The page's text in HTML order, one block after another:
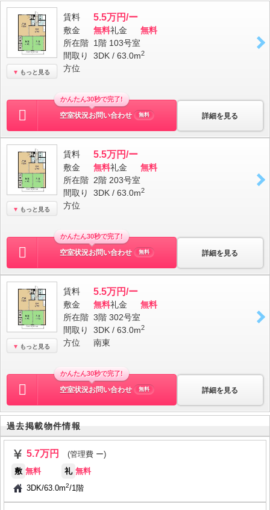
もっと見る
賃料 5.5万円/ー
敷金 無料礼金
無料
所在階 1階 103号室
間取り
3DK / 63.0m2
方位
詳細を見る
かんたん30秒で完了!
空室状況お問い合わせ 無料
もっと見る
賃料 5.5万円/ー
敷金 無料礼金
無料
所在階 2階 203号室
間取り
3DK / 63.0m2
方位
詳細を見る
かんたん30秒で完了!
空室状況お問い合わせ 無料
もっと見る
賃料 5.5万円/ー
敷金 無料礼金
無料
所在階 3階 302号室
間取り
3DK / 63.0m2
方位 南東
詳細を見る
かんたん30秒で完了!
空室状況お問い合わせ 無料
過去掲載物件情報
5.7万円
(管理費 ー)
敷 無料 礼 無料
3DK/63.0m2/1階